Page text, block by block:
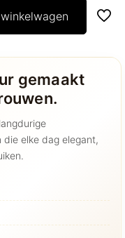
gemaakt
elke dag elegant,